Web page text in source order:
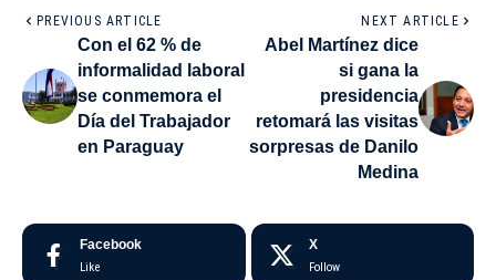
PREVIOUS ARTICLE
Con el 62 % de
informalidad laboral
se conmemora el
Día del Trabajador
en Paraguay
NEXT ARTICLE
Abel Martínez dice
si gana la
presidencia
retomará las visitas
sorpresas de Danilo
Medina
Facebook
Like
X
Follow